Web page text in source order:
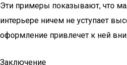
Эти примеры показывают, что
интерьере ничем не уступает
оформление привлечет к ней
Заключение